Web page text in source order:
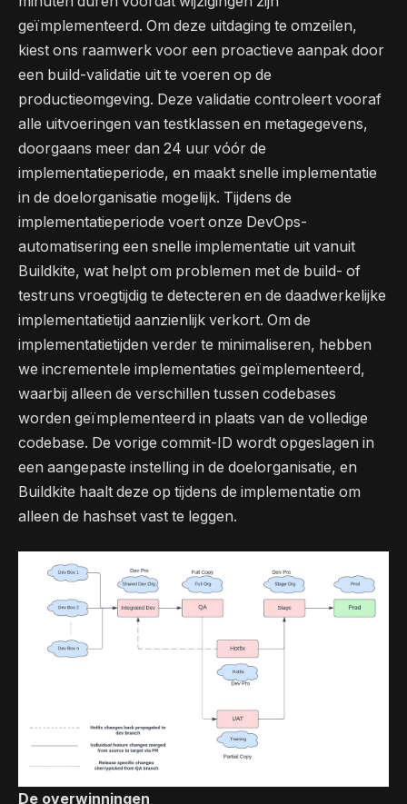
geïmplementeerd. Om deze uitdaging te omzeilen,
kiest ons raamwerk voor een proactieve aanpak door
een build-validatie uit te voeren op de
productieomgeving. Deze validatie controleert vooraf
alle uitvoeringen van testklassen en metagegevens,
doorgaans meer dan 24 uur vóór de
implementatieperiode, en maakt snelle implementatie
in de doelorganisatie mogelijk. Tijdens de
implementatieperiode voert onze DevOps-
automatisering een snelle implementatie uit vanuit
Buildkite, wat helpt om problemen met de build- of
testruns vroegtijdig te detecteren en de daadwerkelijke
implementatietijd aanzienlijk verkort. Om de
implementatietijden verder te minimaliseren, hebben
we incrementele implementaties geïmplementeerd,
waarbij alleen de verschillen tussen codebases
worden geïmplementeerd in plaats van de volledige
codebase. De vorige commit-ID wordt opgeslagen in
een aangepaste instelling in de doelorganisatie, en
Buildkite haalt deze op tijdens de implementatie om
alleen de hashset vast te leggen.
De overwinningen